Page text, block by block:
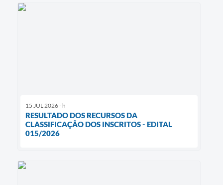
15 JUL 2026 - h
RESULTADO DOS RECURSOS DA
CLASSIFICAÇÃO DOS INSCRITOS - EDITAL
015/2026